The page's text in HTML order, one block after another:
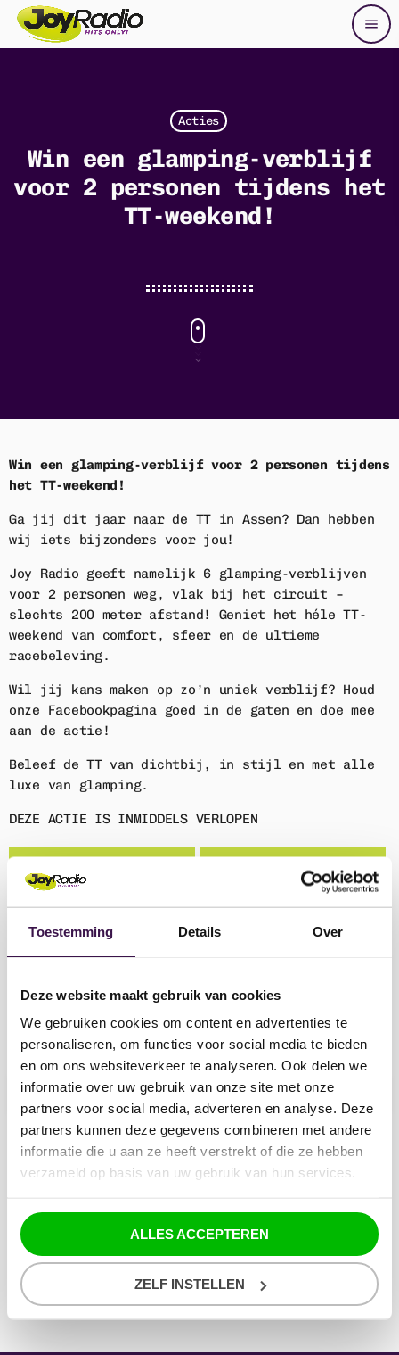
Toestemming Details Over
Deze website maakt gebruik van cookies
We gebruiken cookies om content en advertenties te
personaliseren, om functies voor social media te bieden
en om ons websiteverkeer te analyseren. Ook delen we
informatie over uw gebruik van onze site met onze
partners voor social media, adverteren en analyse. Deze
partners kunnen deze gegevens combineren met andere
informatie die u aan ze heeft verstrekt of die ze hebben
verzameld op basis van uw gebruik van hun services.
ALLES ACCEPTEREN
ZELF INSTELLEN
menu
close
play_arrow Joy Radio
Joy Radio – Groningen
Playlist
Acties
Luisteren
Nieuws
Adverteren
Contact
ACTIE
2 personen tijdens het TT-
MEER ACTIES
Acties
Win een glamping-verblijf
voor 2 personen tijdens het
TT-weekend!
Win een glamping-verblijf voor 2 personen tijdens
het TT-weekend!
Ga jij dit jaar naar de TT in Assen? Dan hebben
wij iets bijzonders voor jou!
Joy Radio geeft namelijk 6 glamping-verblijven
voor 2 personen weg, vlak bij het circuit –
slechts 200 meter afstand! Geniet het héle TT-
weekend van comfort, sfeer en de ultieme
racebeleving.
Wil jij kans maken op zo’n uniek verblijf? Houd
onze Facebookpagina goed in de gaten en doe mee
aan de actie!
Beleef de TT van dichtbij, in stijl en met alle
luxe van glamping.
DEZE ACTIE IS INMIDDELS VERLOPEN
Zoeken
Categorieën
Acties
Nieuws